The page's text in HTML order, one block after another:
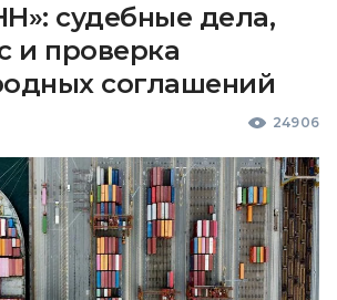
судебные дела,
и проверка
соглашений
24906